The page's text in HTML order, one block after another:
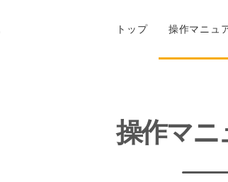
トップ 操作マニュ
操作マニ